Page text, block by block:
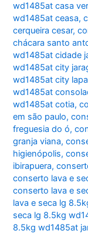
wd1485at casa
wd1485at ceasa,
cerqueira cesar,
chácara santo
wd1485at cidade
wd1485at city
wd1485at city lapa
wd1485at
wd1485at cotia,
em são paulo,
freguesia do ó,
granja viana,
higienópolis,
ibirapuera,
conserto lava e
conserto lava e
lava e seca lg
seca lg 8.5kg
8.5kg wd1485at